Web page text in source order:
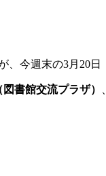
、今週末の3月20日
図書館交流プラザ）